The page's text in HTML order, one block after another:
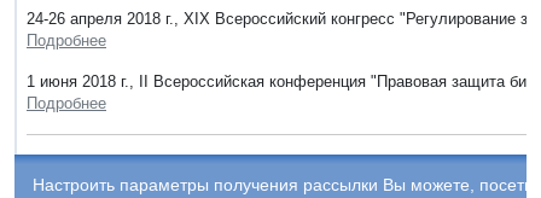
24-26 апреля 2018 г., XIX Всероссийский конгресс "Регулирование
Подробнее
1 июня 2018 г., II Всероссийская конференция "Правовая защита
Подробнее
Настроить параметры получения рассылки Вы можете,